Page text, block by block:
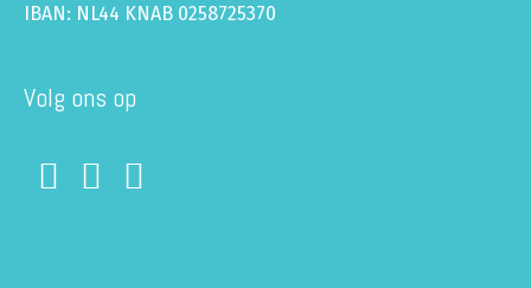
IBAN: NL44 KNAB 0258725370
Volg ons op